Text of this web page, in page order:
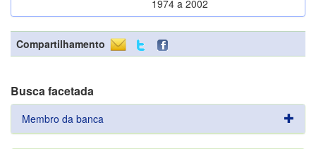
1974 a 2002
Compartilhamento
Busca facetada
Membro da banca